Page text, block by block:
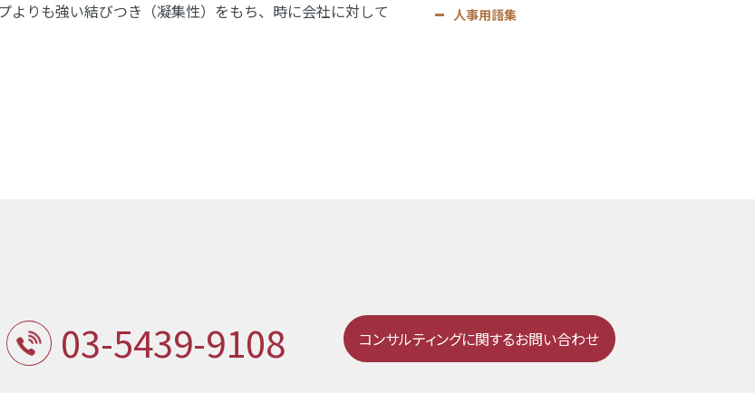
よりも強い結びつき（凝集性）をもち、時に会社に対して
人事用語集
03-5439-9108 コンサルティングに関するお問い合わせ